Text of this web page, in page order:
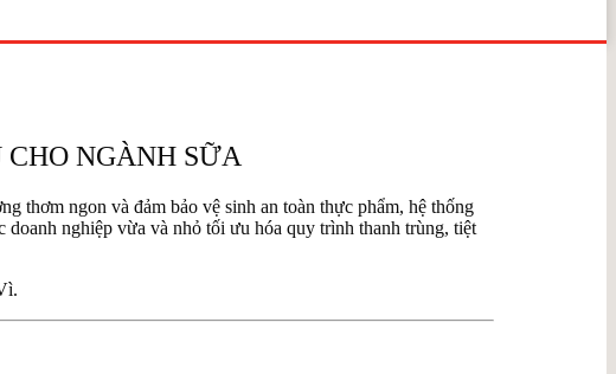
NGÀNH SỮA
thơm ngon và đảm bảo vệ sinh an toàn thực phẩm, hệ thống
doanh nghiệp vừa và nhỏ tối ưu hóa quy trình thanh trùng, tiệt